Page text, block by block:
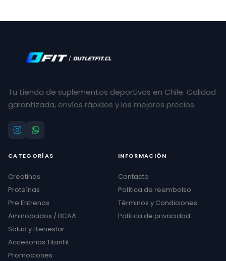
Tu tienda de suplementos deportivos en Chile. Calidad
garantizada, envíos rápidos y los mejores precios.
CATEGORÍAS
Creatinas
Proteínas
Pre Entrenos
Aminoácidos / BCAA
Salud y Bienestar
Accesorios TitanFit
Promociones
INFORMACIÓN
Contacto
Política de reembolso
Términos y Condiciones
Política de privacidad